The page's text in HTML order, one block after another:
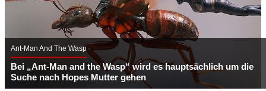
Ant-Man And The Wasp
Bei „Ant-Man and the Wasp“ wird es hauptsächlich um die
Suche nach Hopes Mutter gehen